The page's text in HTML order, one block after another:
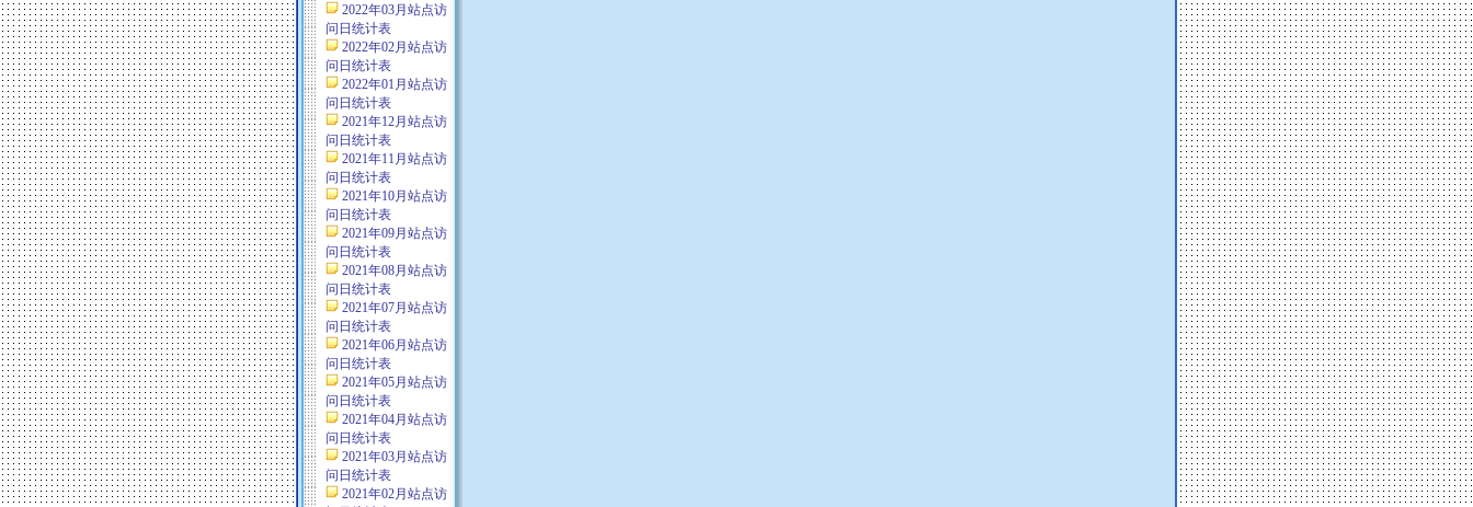
2022年03月站点访
问日统计表
2022年02月站点访
问日统计表
2022年01月站点访
问日统计表
2021年12月站点访
问日统计表
2021年11月站点访
问日统计表
2021年10月站点访
问日统计表
2021年09月站点访
问日统计表
2021年08月站点访
问日统计表
2021年07月站点访
问日统计表
2021年06月站点访
问日统计表
2021年05月站点访
问日统计表
2021年04月站点访
问日统计表
2021年03月站点访
问日统计表
2021年02月站点访